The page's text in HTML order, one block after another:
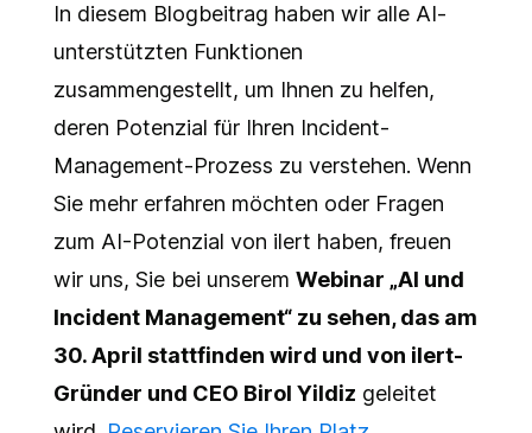
In diesem Blogbeitrag haben wir alle AI-
unterstützten Funktionen
zusammengestellt, um Ihnen zu helfen,
deren Potenzial für Ihren Incident-
Management-Prozess zu verstehen. Wenn
Sie mehr erfahren möchten oder Fragen
zum AI-Potenzial von ilert haben, freuen
wir uns, Sie bei unseremWebinar „AI und
Incident Management“ zu sehen, das am
30. April stattfinden wird und von ilert-
Gründer und CEO Birol Yildiz geleitet